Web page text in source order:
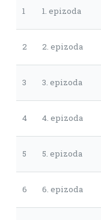
1 1. epizoda
2 2. epizoda
3 3. epizoda
4 4. epizoda
5 5. epizoda
6 6. epizoda